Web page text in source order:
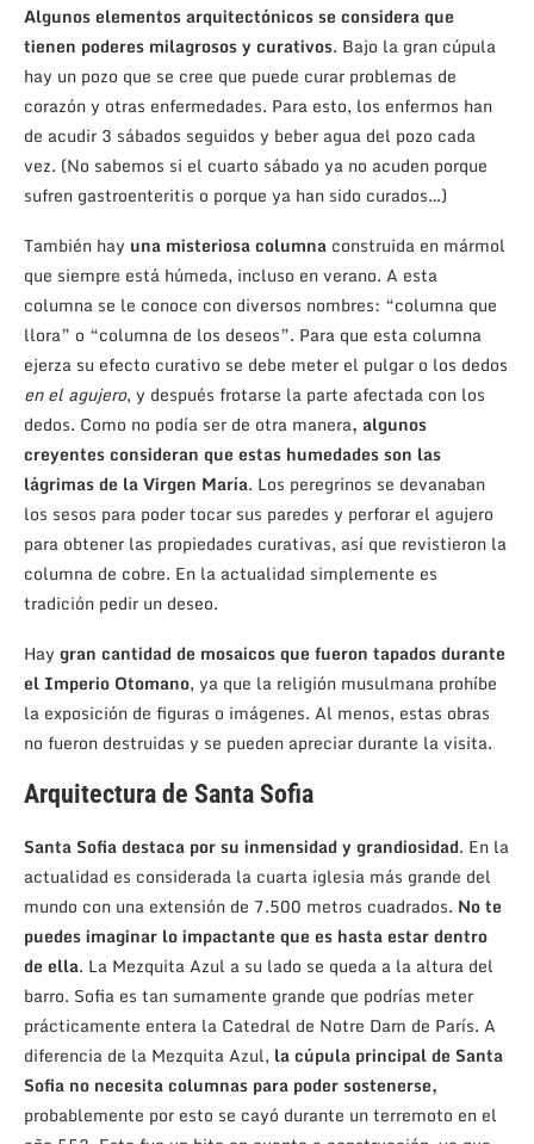
Algunos elementos arquitectónicos se considera que
tienen poderes milagrosos y curativos. Bajo la gran cúpula
hay un pozo que se cree que puede curar problemas de
corazón y otras enfermedades. Para esto, los enfermos han
de acudir 3 sábados seguidos y beber agua del pozo cada
vez. (No sabemos si el cuarto sábado ya no acuden porque
sufren gastroenteritis o porque ya han sido curados…)
También hay una misteriosa columna construida en mármol
que siempre está húmeda, incluso en verano. A esta
columna se le conoce con diversos nombres: “columna que
llora” o “columna de los deseos”. Para que esta columna
ejerza su efecto curativo se debe meter el pulgar o los dedos
en el agujero, y después frotarse la parte afectada con los
dedos. Como no podía ser de otra manera, algunos
creyentes consideran que estas humedades son las
lágrimas de la Virgen María. Los peregrinos se devanaban
los sesos para poder tocar sus paredes y perforar el agujero
para obtener las propiedades curativas, así que revistieron la
columna de cobre. En la actualidad simplemente es
tradición pedir un deseo.
Hay gran cantidad de mosaicos que fueron tapados durante
el Imperio Otomano, ya que la religión musulmana prohíbe
la exposición de figuras o imágenes. Al menos, estas obras
no fueron destruidas y se pueden apreciar durante la visita.
Arquitectura de Santa Sofia
Santa Sofia destaca por su inmensidad y grandiosidad. En la
actualidad es considerada la cuarta iglesia más grande del
mundo con una extensión de 7.500 metros cuadrados. No te
puedes imaginar lo impactante que es hasta estar dentro
de ella. La Mezquita Azul a su lado se queda a la altura del
barro. Sofia es tan sumamente grande que podrías meter
prácticamente entera la Catedral de Notre Dam de París. A
diferencia de la Mezquita Azul, la cúpula principal de Santa
Sofia no necesita columnas para poder sostenerse,
probablemente por esto se cayó durante un terremoto en el